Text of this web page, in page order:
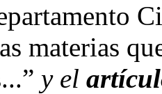
materias
y el